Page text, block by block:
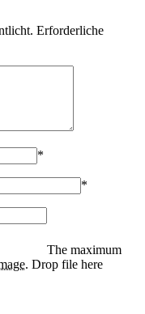
Erforderliche
*
*
The maximum
. Drop file here